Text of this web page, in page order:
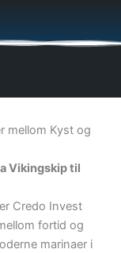
mellom Kyst og
Vikingskip til
Credo Invest
fortid og
marinaer i